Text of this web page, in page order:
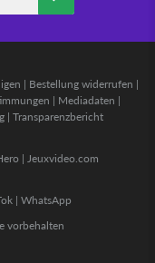
| Bestellung widerrufen |
| Mediadaten |
| Transparenzbericht
| Jeuxvideo.com
| WhatsApp
vorbehalten